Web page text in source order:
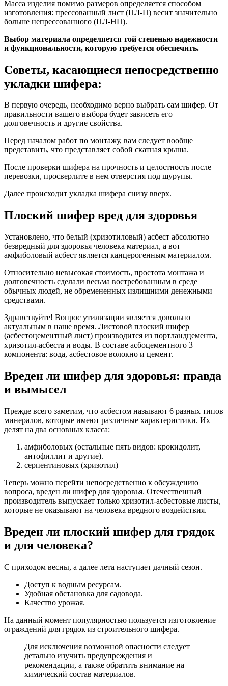
Масса изделия помимо размеров определяется способом
изготовления: прессованный лист (ПЛ-П) весит значительно
больше непрессованного (ПЛ-НП).
Выбор материала определяется той степенью надежности
и функциональности, которую требуется обеспечить.
Советы, касающиеся непосредственно
укладки шифера:
В первую очередь, необходимо верно выбрать сам шифер. От
правильности вашего выбора будет зависеть его
долговечность и другие свойства.
Перед началом работ по монтажу, вам следует вообще
представить, что представляет собой скатная крыша.
После проверки шифера на прочность и целостность после
перевозки, просверлите в нем отверстия под шурупы.
Далее происходит укладка шифера снизу вверх.
Плоский шифер вред для здоровья
Установлено, что белый (хризотиловый) асбест абсолютно
безвредный для здоровья человека материал, а вот
амфиболовый асбест является канцерогенным материалом.
Относительно невысокая стоимость, простота монтажа и
долговечность сделали весьма востребованным в среде
обычных людей, не обремененных излишними денежными
средствами.
Здравствуйте! Вопрос утилизации является довольно
актуальным в наше время. Листовой плоский шифер
(асбестоцементный лист) производится из портландцемента,
хризотил-асбеста и воды. В составе асбоцементного 3
компонента: вода, асбестовое волокно и цемент.
Вреден ли шифер для здоровья: правда
и вымысел
Прежде всего заметим, что асбестом называют 6 разных типов
минералов, которые имеют различные характеристики. Их
делят на два основных класса:
амфиболовых (остальные пять видов: крокидолит,
антофиллит и другие).
серпентиновых (хризотил)
Теперь можно перейти непосредственно к обсуждению
вопроса, вреден ли шифер для здоровья. Отечественный
производитель выпускает только хризотил-асбестовые листы,
которые не оказывают на человека вредного воздействия.
Вреден ли плоский шифер для грядок
и для человека?
С приходом весны, а далее лета наступает дачный сезон.
Доступ к водным ресурсам.
Удобная обстановка для садовода.
Качество урожая.
На данный момент популярностью пользуется изготовление
ограждений для грядок из строительного шифера.
Для исключения возможной опасности следует
детально изучить предупреждения и
рекомендации, а также обратить внимание на
химический состав материалов.